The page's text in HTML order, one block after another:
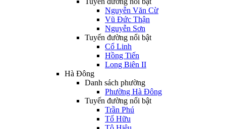
Nguyễn Văn Cừ
Vũ Đức Thận
Nguyễn Sơn
Tuyến đường nổi bật
Cổ Linh
Hồng Tiến
Long Biên II
Hà Đông
Danh sách phường
Phường Hà Đông
Tuyến đường nổi bật
Trần Phú
Tố Hữu